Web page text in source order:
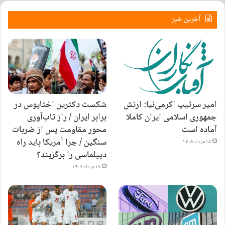
عقب‌نشینی کند، احتمال نوسان سکه در محدوده ۱۸۲ تا ۱۸۴ میلیون تومان و
ادامه معاملات در یک فاز متعادل‌تر افزایش خواهد یافت.
۲۲۳۲۲۵
برچسب ها بازار طلا و ارز
آخرین خبر
امیر سرتیپ اکرمی‌نیا: ارتش
جمهوری اسلامی ایران کاملا
آماده است
۱۵ مرداد ۱۴۰۵
شکست دکترین اختاپوس در
برابر ایران / راز تاب‌آوری
محور مقاومت پس از ضربات
سنگین / چرا آمریکا باید راه
دیپلماسی را برگزیند؟
۱۵ مرداد ۱۴۰۵